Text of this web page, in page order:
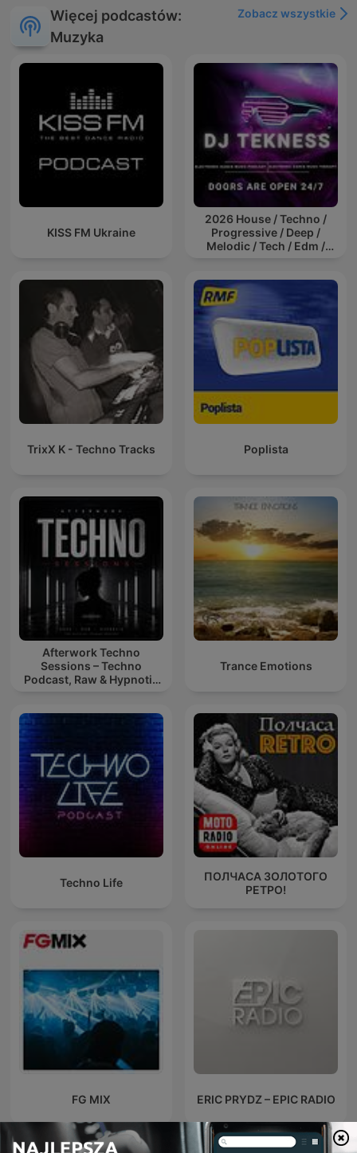
Więcej podcastów:
Muzyka
Zobacz wszystkie
KISS FM Ukraine
2026 House / Techno /
Progressive / Deep /
Melodic / Tech / Edm /
Dance Musi
TrixX K - Techno Tracks Poplista
Afterwork Techno
Sessions – Techno
Podcast, Raw & Hypnotic
Trance Emotions
Techno Life
ПОЛЧАСА ЗОЛОТОГО
РЕТРО!
FG MIX ERIC PRYDZ – EPIC RADIO